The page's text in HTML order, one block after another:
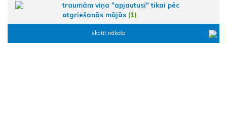
traumām viņa "apjautusi" tikai pēc
atgriešanās mājās (1)
skatīt nākošo